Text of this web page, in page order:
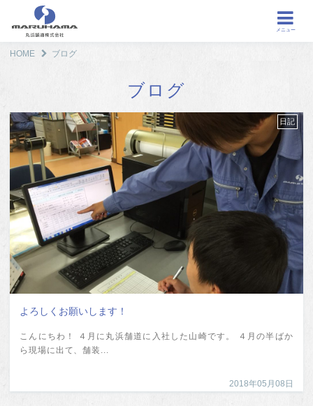
メニュー
HOME ブログ
ブログ
よろしくお願いします！
日記
こんにちわ！ ４月に丸浜舗道に入社した山崎です。 ４月の半ばか
ら現場に出て、舗装...
2018年05月08日